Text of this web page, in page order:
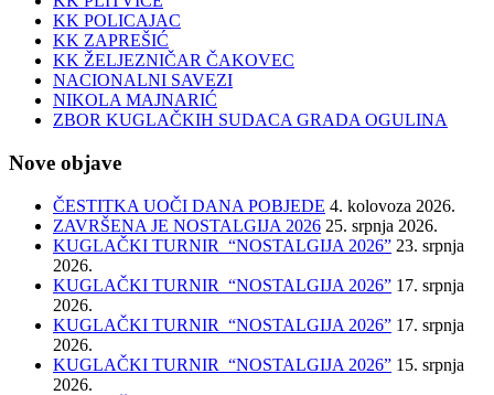
KK POLICAJAC
KK ZAPREŠIĆ
KK ŽELJEZNIČAR ČAKOVEC
NACIONALNI SAVEZI
NIKOLA MAJNARIĆ
ZBOR KUGLAČKIH SUDACA GRADA OGULINA
Nove objave
ČESTITKA UOČI DANA POBJEDE 4. kolovoza 2026.
ZAVRŠENA JE NOSTALGIJA 2026 25. srpnja 2026.
KUGLAČKI TURNIR “NOSTALGIJA 2026” 23. srpnja
2026.
KUGLAČKI TURNIR “NOSTALGIJA 2026” 17. srpnja
2026.
KUGLAČKI TURNIR “NOSTALGIJA 2026” 17. srpnja
2026.
KUGLAČKI TURNIR “NOSTALGIJA 2026” 15. srpnja
2026.